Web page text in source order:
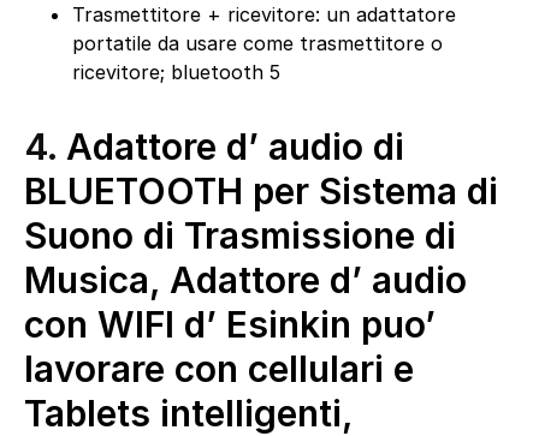
Trasmettitore + ricevitore: un adattatore
portatile da usare come trasmettitore o
ricevitore; bluetooth 5
4. Adattore d’ audio di
BLUETOOTH per Sistema di
Suono di Trasmissione di
Musica, Adattore d’ audio
con WIFI d’ Esinkin puo’
lavorare con cellulari e
Tablets intelligenti,